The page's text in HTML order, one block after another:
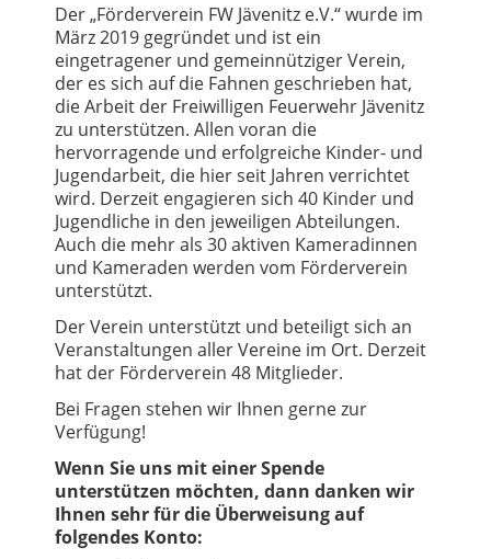
Der „Förderverein FW Jävenitz e.V.“ wurde im
März 2019 gegründet und ist ein
eingetragener und gemeinnütziger Verein,
der es sich auf die Fahnen geschrieben hat,
die Arbeit der Freiwilligen Feuerwehr Jävenitz
zu unterstützen. Allen voran die
hervorragende und erfolgreiche Kinder- und
Jugendarbeit, die hier seit Jahren verrichtet
wird. Derzeit engagieren sich 40 Kinder und
Jugendliche in den jeweiligen Abteilungen.
Auch die mehr als 30 aktiven Kameradinnen
und Kameraden werden vom Förderverein
unterstützt.
Der Verein unterstützt und beteiligt sich an
Veranstaltungen aller Vereine im Ort. Derzeit
hat der Förderverein 48 Mitglieder.
Bei Fragen stehen wir Ihnen gerne zur
Verfügung!
Wenn Sie uns mit einer Spende
unterstützen möchten, dann danken wir
Ihnen sehr für die Überweisung auf
folgendes Konto: